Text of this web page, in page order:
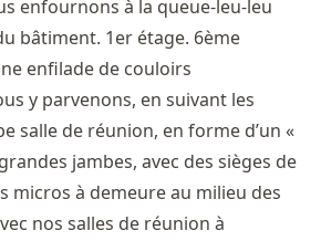
enfournons à la queue-leu-leu
bâtiment. 1er étage. 6ème
enfilade de couloirs
y parvenons, en suivant les
salle de réunion, en forme d’un «
jambes, avec des sièges de
micros à demeure au milieu des
nos salles de réunion à